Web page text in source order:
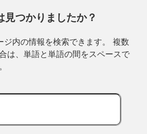
見つかりましたか？
ジ内の情報を検索できます。 複数
は、単語と単語の間をスペースで